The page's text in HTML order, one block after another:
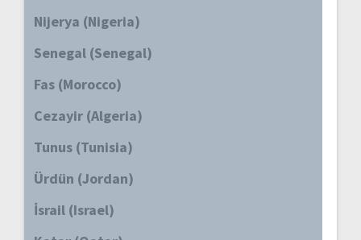
Nijerya (Nigeria)
Senegal (Senegal)
Fas (Morocco)
Cezayir (Algeria)
Tunus (Tunisia)
Ürdün (Jordan)
İsrail (Israel)